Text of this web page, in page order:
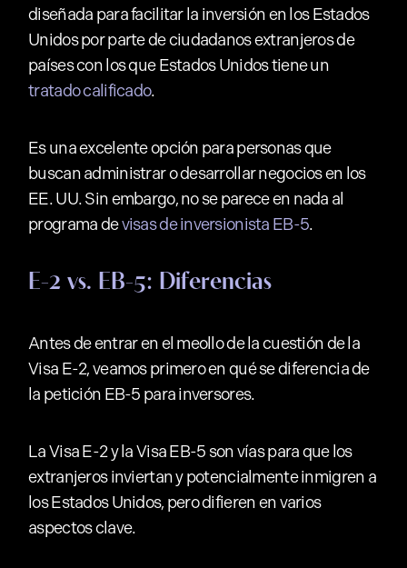
diseñada para facilitar la inversión en los Estados
Unidos por parte de ciudadanos extranjeros de
países con los que Estados Unidos tiene un
tratado calificado.
Es una excelente opción para personas que
buscan administrar o desarrollar negocios en los
EE. UU. Sin embargo, no se parece en nada al
programa devisas de inversionista EB-5.
E-2 vs. EB-5: Diferencias
Antes de entrar en el meollo de la cuestión de la
Visa E-2, veamos primero en qué se diferencia de
la petición EB-5 para inversores.
La Visa E-2 y la Visa EB-5 son vías para que los
extranjeros inviertan y potencialmente inmigren a
los Estados Unidos, pero difieren en varios
aspectos clave.